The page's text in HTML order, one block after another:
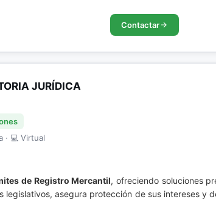
Contactar
JURÍDICA
· 💻 Virtual
de Registro Mercantil, ofreciendo soluciones
asegura protección de sus intereses y